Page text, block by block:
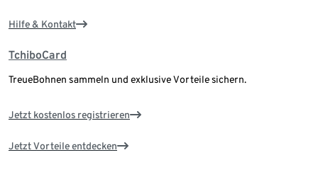
Hilfe & Kontakt
TchiboCard
TreueBohnen sammeln und exklusive Vorteile sichern.
Jetzt kostenlos registrieren
Jetzt Vorteile entdecken